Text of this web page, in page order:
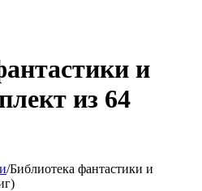
и
из 64
/Библиотека фантастики и